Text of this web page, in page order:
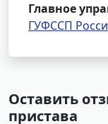
Главное
ГУФССП
Оставить
пристава